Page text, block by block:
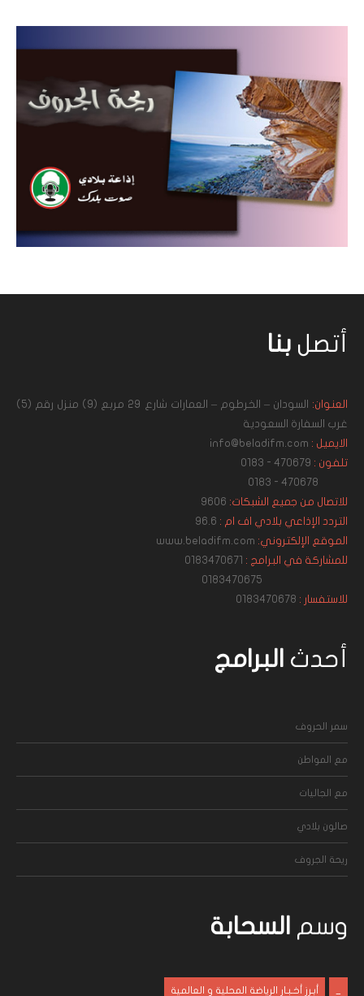
أتصل بنا
العنوان:
السودان – الخرطوم – العمارات شارع 29 مربع (9) منزل رقم (5)
غرب السفارة السعودية
الايميل :
تلفون :
للاتصال من جميع الشبكات:
التردد الإذاعي بلادي اف ام :
الموقع الإلكتروني:
للمشاركة في البرامج :
للاستفسار :
أحدث البرامج
سمر الحروف
مع المواطن
مع الجاليات
صالون بلادي
ريحة الجروف
وسم السحابة
أبـرز أخـبـار الرياضة المحلية و العالمية